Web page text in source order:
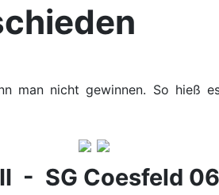
man nicht gewinnen. So hieß
- SG Coesfeld